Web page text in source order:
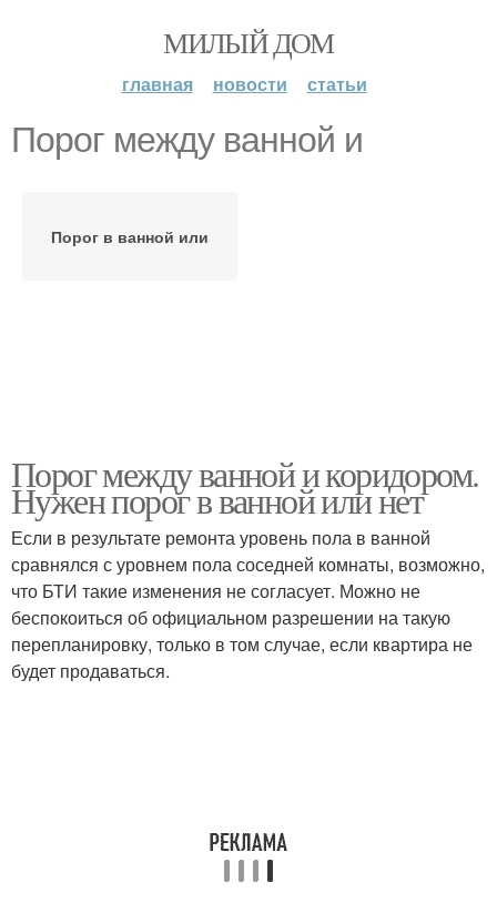
МИЛЫЙ ДОМ
главная новости статьи
Порог между ванной и
Порог в ванной или
Порог между ванной и коридором.
Нужен порог в ванной или нет
Если в результате ремонта уровень пола в ванной
сравнялся с уровнем пола соседней комнаты, возможно,
что БТИ такие изменения не согласует. Можно не
беспокоиться об официальном разрешении на такую
перепланировку, только в том случае, если квартира не
будет продаваться.